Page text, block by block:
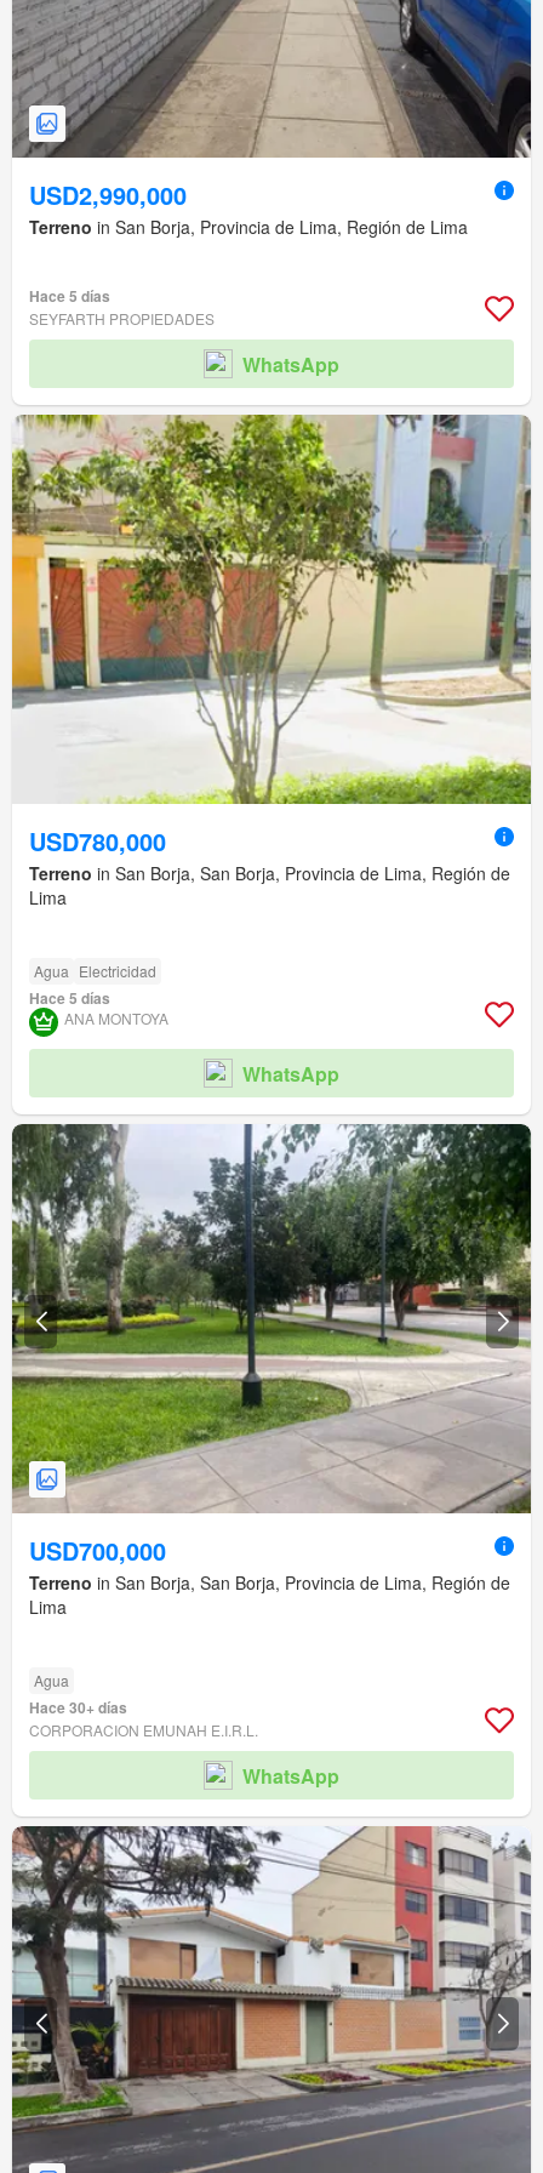
USD2,990,000
Terreno in San Borja, Provincia de Lima, Región de Lima
Hace 5 días
SEYFARTH PROPIEDADES
WhatsApp
USD780,000
Terreno in San Borja, San Borja, Provincia de Lima, Región de
Lima
Agua Electricidad
Hace 5 días
ANA MONTOYA
WhatsApp
USD700,000
Terreno in San Borja, San Borja, Provincia de Lima, Región de
Lima
Agua
Hace 30+ días
CORPORACION EMUNAH E.I.R.L.
WhatsApp